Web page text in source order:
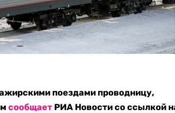
поездами проводницу,
сообщает РИА Новости со ссылкой